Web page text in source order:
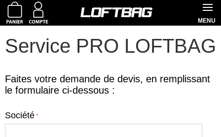
MENU
Service PRO LOFTBAG
Faites votre demande de devis, en remplissant
le formulaire ci-dessous :
Société